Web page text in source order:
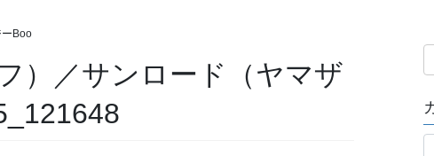
Boo
）／サンロード（ヤマザ